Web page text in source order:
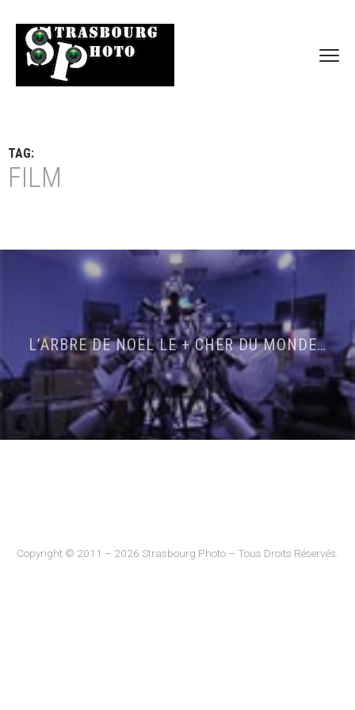
TAG:
FILM
L’ARBRE DE NOËL LE + CHER DU MONDE…
Copyright © 2011 – 2026 Strasbourg Photo – Tous Droits Réservés.